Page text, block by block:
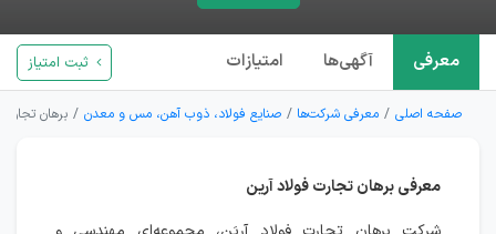
معرفی آگهی‌ها امتیازات ثبت امتیاز
صفحه اصلی معرفی شرکت‌ها صنایع فولاد، ذوب آهن، مس و معدن برهان تجارت
معرفی برهان تجارت فولاد آرین